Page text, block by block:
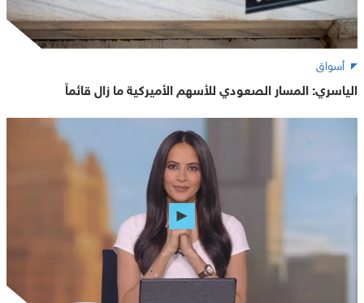
أسواق
الياسري: المسار الصعودي للأسهم الأميركية ما زال قائماً